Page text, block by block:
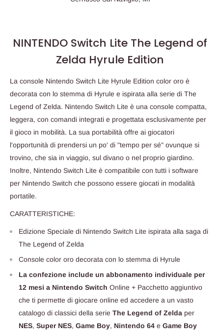
NINTENDO Switch Lite The Legend of
Zelda Hyrule Edition
La console Nintendo Switch Lite Hyrule Edition color oro è
decorata con lo stemma di Hyrule e ispirata alla serie di The
Legend of Zelda. Nintendo Switch Lite è una console compatta,
leggera, con comandi integrati e progettata esclusivamente per
il gioco in mobilità. La sua portabilità offre ai giocatori
l'opportunità di prendersi un po' di "tempo per sé" ovunque si
trovino, che sia in viaggio, sul divano o nel proprio giardino.
Inoltre, Nintendo Switch Lite è compatibile con tutti i software
per Nintendo Switch che possono essere giocati in modalità
portatile.
CARATTERISTICHE:
Edizione Speciale di Nintendo Switch Lite ispirata alla saga di
The Legend of Zelda
Console color oro decorata con lo stemma di Hyrule
La confezione include un abbonamento individuale per
12 mesi a Nintendo Switch Online + Pacchetto aggiuntivo
che ti permette di giocare online ed accedere a un vasto
catalogo di classici della serie The Legend of Zelda per
NES, Super NES, Game Boy, Nintendo 64 e Game Boy